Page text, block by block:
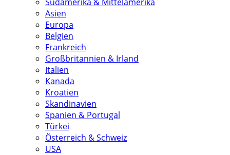
Asien
Europa
Belgien
Frankreich
Großbritannien & Irland
Italien
Kanada
Kroatien
Skandinavien
Spanien & Portugal
Türkei
Österreich & Schweiz
USA